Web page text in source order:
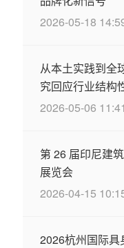
2026-05-18
从本土实践到全
究回应行业结构
2026-05-06
第 26 届印尼建
展览会
2026-04-15
2026杭州国际